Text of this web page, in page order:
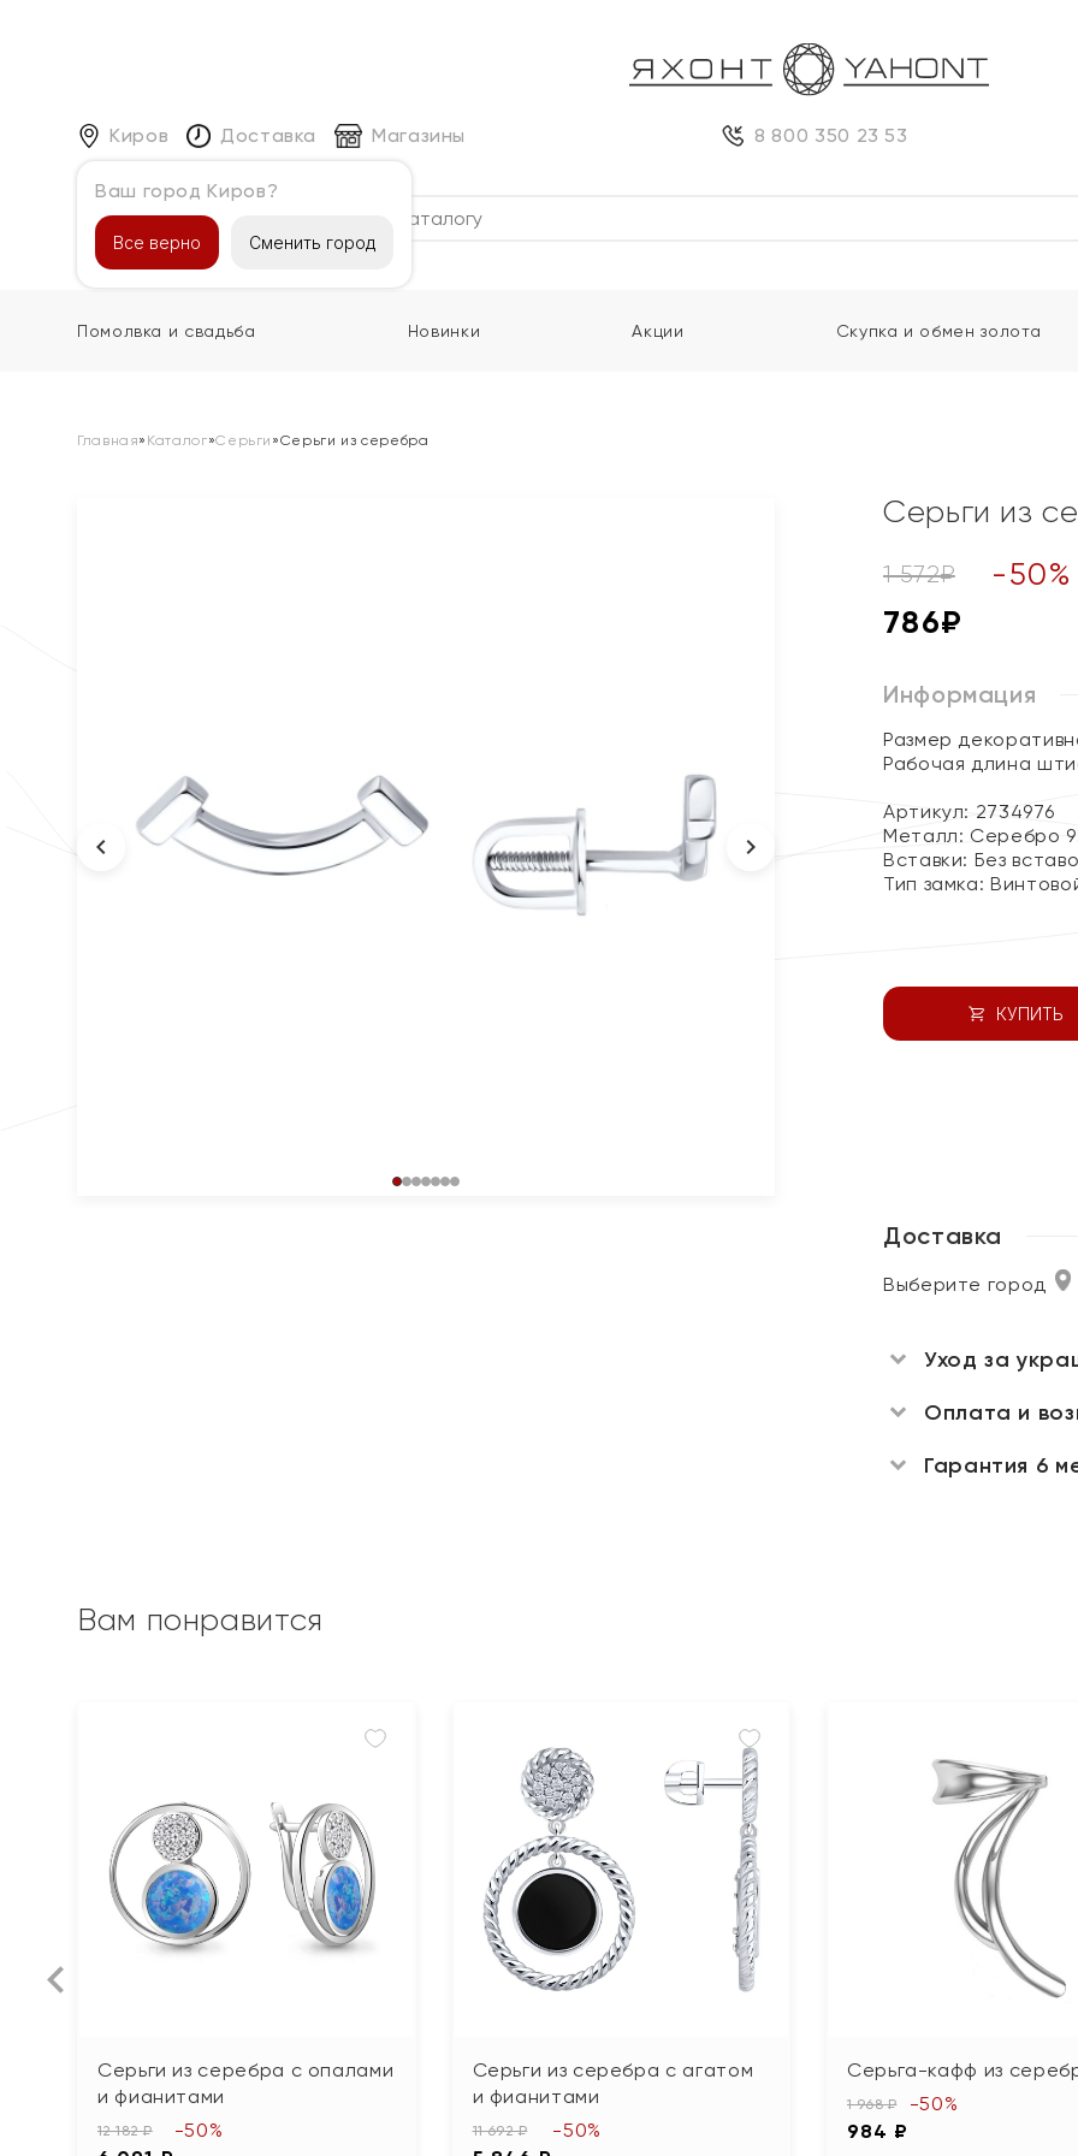
Киров
Ваш город Киров?
Все верно Сменить город
Доставка Магазины 8 800 350 23 53
Каталог
Помолвка и свадьба Новинки Акции Скупка и обмен золота
Главная» Каталог»Серьги »Серьги из серебра
Серьги из
1 572₽ -50%
786₽
Информация
Размер
Рабочая длина
Артикул: 2734976
Металл: Серебро
Вставки: Без
Тип замка:
КУПИТЬ
Доставка
Выберите город
Уход за
Оплата и
Гарантия 6
Вам понравится
Серьги из серебра с опалами
и фианитами
12 182 ₽ -50%
Серьги из серебра с агатом
и фианитами
11 692 ₽ -50%
Серьга-кафф из
1 968 ₽
984 ₽
-50%